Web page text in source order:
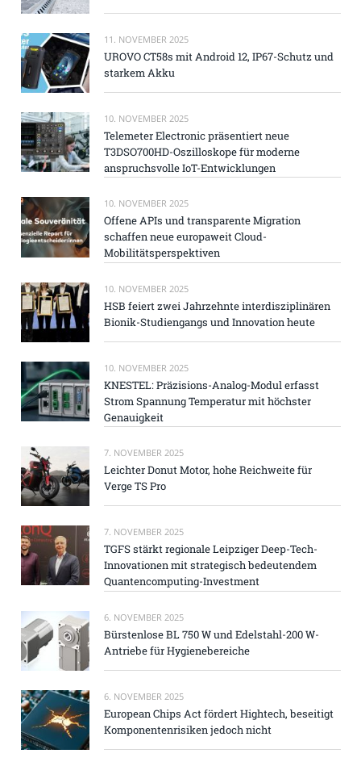
11. NOVEMBER 2025
UROVO CT58s mit Android 12, IP67-Schutz und
starkem Akku
10. NOVEMBER 2025
Telemeter Electronic präsentiert neue
T3DSO700HD-Oszilloskope für moderne
anspruchsvolle IoT-Entwicklungen
10. NOVEMBER 2025
Offene APIs und transparente Migration
schaffen neue europaweit Cloud-
Mobilitätsperspektiven
10. NOVEMBER 2025
HSB feiert zwei Jahrzehnte interdisziplinären
Bionik-Studiengangs und Innovation heute
10. NOVEMBER 2025
KNESTEL: Präzisions-Analog-Modul erfasst
Strom Spannung Temperatur mit höchster
Genauigkeit
7. NOVEMBER 2025
Leichter Donut Motor, hohe Reichweite für
Verge TS Pro
7. NOVEMBER 2025
TGFS stärkt regionale Leipziger Deep-Tech-
Innovationen mit strategisch bedeutendem
Quantencomputing-Investment
6. NOVEMBER 2025
Bürstenlose BL 750 W und Edelstahl-200 W-
Antriebe für Hygienebereiche
6. NOVEMBER 2025
European Chips Act fördert Hightech, beseitigt
Komponentenrisiken jedoch nicht